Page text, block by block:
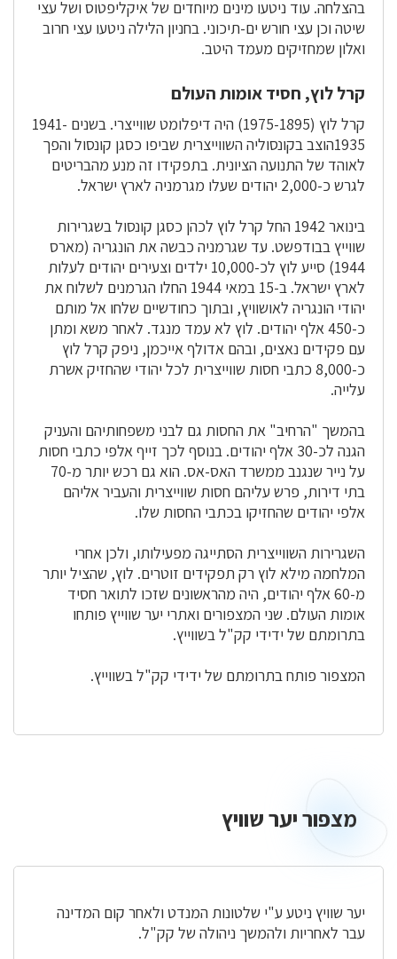
בהצלחה. עוד ניטעו מינים מיוחדים של איקליפטוס ושל עצי
שיטה וכן עצי חורש ים-תיכוני. בחניון הלילה ניטעו עצי חרוב
ואלון שמחזיקים מעמד היטב.
קרל לוץ, חסיד אומות העולם
קרל לוץ (1975-1895) היה דיפלומט שווייצרי. בשנים 1941-
1935הוצב בקונסוליה השווייצרית שביפו כסגן קונסול והפך
לאוהד של התנועה הציונית. בתפקידו זה מנע מהבריטים
לגרש כ-2,000 יהודים שעלו מגרמניה לארץ ישראל.
בינואר 1942 החל קרל לוץ לכהן כסגן קונסול בשגרירות
שווייץ בבודפשט. עד שגרמניה כבשה את הונגריה (מארס
1944) סייע לוץ לכ-10,000 ילדים וצעירים יהודים לעלות
לארץ ישראל. ב-15 במאי 1944 החלו הגרמנים לשלוח את
יהודי הונגריה לאושוויץ, ובתוך כחודשיים שלחו אל מותם
כ-450 אלף יהודים. לוץ לא עמד מנגד. לאחר משא ומתן
עם פקידים נאצים, ובהם אדולף אייכמן, ניפק קרל לוץ
כ-8,000 כתבי חסות שווייצרית לכל יהודי שהחזיק אשרת
עלייה.
בהמשך "הרחיב" את החסות גם לבני משפחותיהם והעניק
הגנה לכ-30 אלף יהודים. בנוסף לכך זייף אלפי כתבי חסות
על נייר שנגנב ממשרד האס-אס. הוא גם רכש יותר מ-70
בתי דירות, פרש עליהם חסות שווייצרית והעביר אליהם
אלפי יהודים שהחזיקו בכתבי החסות שלו.
השגרירות השווייצרית הסתייגה מפעילותו, ולכן אחרי
המלחמה מילא לוץ רק תפקידים זוטרים. לוץ, שהציל יותר
מ-60 אלף יהודים, היה מהראשונים שזכו לתואר חסיד
אומות העולם. שני המצפורים ואתרי יער שווייץ פותחו
בתרומתם של ידידי קק"ל בשווייץ.
המצפור פותח בתרומתם של ידידי קק"ל בשווייץ.
מצפורמצפור יער שוויץ
יער שוויץ ניטע ע"י שלטונות המנדט ולאחר קום המדינה
עבר לאחריות ולהמשך ניהולה של קק"ל.